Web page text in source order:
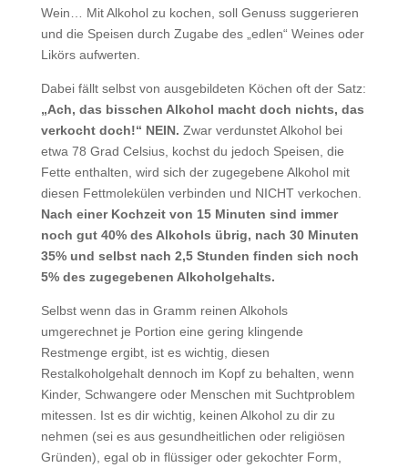
Wein… Mit Alkohol zu kochen, soll Genuss suggerieren
und die Speisen durch Zugabe des „edlen“ Weines oder
Likörs aufwerten.
Dabei fällt selbst von ausgebildeten Köchen oft der Satz:
„Ach, das bisschen Alkohol macht doch nichts, das
verkocht doch!“ NEIN. Zwar verdunstet Alkohol bei
etwa 78 Grad Celsius, kochst du jedoch Speisen, die
Fette enthalten, wird sich der zugegebene Alkohol mit
diesen Fettmolekülen verbinden und NICHT verkochen.
Nach einer Kochzeit von 15 Minuten sind immer
noch gut 40% des Alkohols übrig, nach 30 Minuten
35% und selbst nach 2,5 Stunden finden sich noch
5% des zugegebenen Alkoholgehalts.
Selbst wenn das in Gramm reinen Alkohols
umgerechnet je Portion eine gering klingende
Restmenge ergibt, ist es wichtig, diesen
Restalkoholgehalt dennoch im Kopf zu behalten, wenn
Kinder, Schwangere oder Menschen mit Suchtproblem
mitessen. Ist es dir wichtig, keinen Alkohol zu dir zu
nehmen (sei es aus gesundheitlichen oder religiösen
Gründen), egal ob in flüssiger oder gekochter Form,